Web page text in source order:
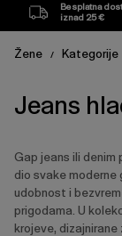
Besplatna
iznad 25 €
Žene / Kategorije
Jeans
Gap jeans ili denim
dio svake moderne
udobnost i
prigodama. U
krojeve,